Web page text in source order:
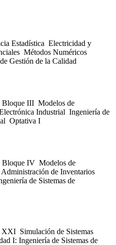
Estadística Electricidad y
Métodos Numéricos
Gestión de la Calidad
Bloque III Modelos de
Industrial Ingeniería de
Optativa I
Bloque IV Modelos de
Administración de Inventarios
de Sistemas de
XXI Simulación de Sistemas
I: Ingeniería de Sistemas de